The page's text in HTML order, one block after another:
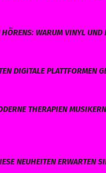
HÖRENS: WARUM VINYL
DIGITALE PLATTFORMEN
THERAPIEN
NEUHEITEN ERWARTEN